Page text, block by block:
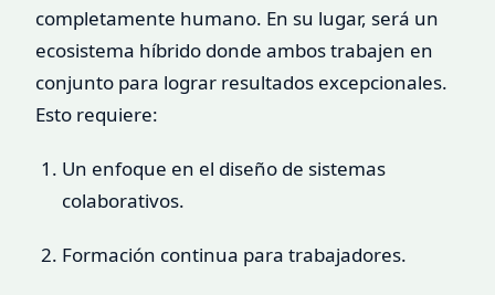
completamente humano. En su lugar, será un
ecosistema híbrido donde ambos trabajen en
conjunto para lograr resultados excepcionales.
Esto requiere:
Un enfoque en el diseño de sistemas
colaborativos.
Formación continua para trabajadores.